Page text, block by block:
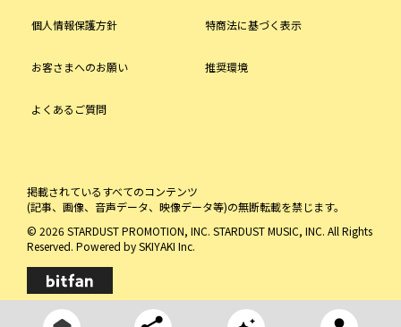
個人情報保護方針 特商法に基づく表示
お客さまへのお願い 推奨環境
よくあるご質問
掲載されているすべてのコンテンツ
(記事、画像、音声データ、映像データ等)の無断転載を禁じます。
© 2026 STARDUST PROMOTION, INC. STARDUST MUSIC, INC. All Rights
Reserved. Powered bySKIYAKI Inc.